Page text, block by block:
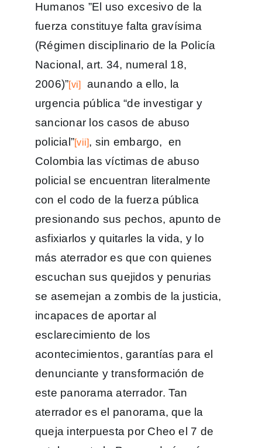
Humanos ”El uso excesivo de la
fuerza constituye falta gravísima
(Régimen disciplinario de la Policía
Nacional, art. 34, numeral 18,
2006)”[vi]
aunando a ello, la
urgencia pública “de investigar y
sancionar los casos de abuso
policial”[vii], sin embargo, en
Colombia las víctimas de abuso
policial se encuentran literalmente
con el codo de la fuerza pública
presionando sus pechos, apunto de
asfixiarlos y quitarles la vida, y lo
más aterrador es que con quienes
escuchan sus quejidos y penurias
se asemejan a zombis de la justicia,
incapaces de aportar al
esclarecimiento de los
acontecimientos, garantías para el
denunciante y transformación de
este panorama aterrador. Tan
aterrador es el panorama, que la
queja interpuesta por Cheo el 7 de